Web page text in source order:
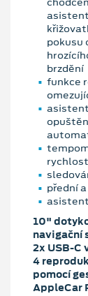
pokusu
brzdění
funkce
přední
10"
navigační
2x USB-C
4
pomocí
AppleCar